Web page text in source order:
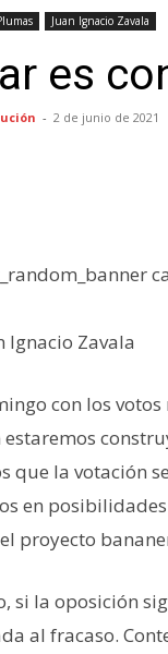
Juan Ignacio Zavala
es
- 2 de junio de 2021
Ignacio Zavala
con los
que la votación
en
proyecto
si la oposición
al fracaso.